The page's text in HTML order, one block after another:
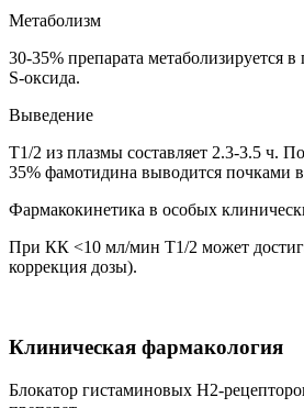
Метаболизм
30-35% препарата метаболизируется
S-оксида.
Выведение
T1/2 из плазмы составляет 2.3-3.5 ч.
35% фамотидина выводится почками
Фармакокинетика в особых
При КК <10 мл/мин T1/2 может
коррекция дозы).
Клиническая фармакология
Блокатор гистаминовых Н2-